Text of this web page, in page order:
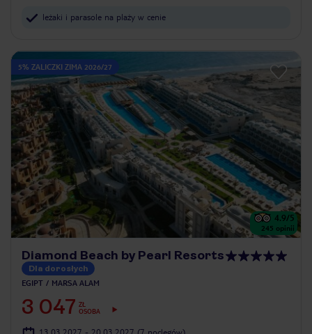
leżaki i parasole na plaży w cenie
5% ZALICZKI ZIMA 2026/27
4.9/5
245 opinii
Diamond Beach by Pearl Resorts
Dla dorosłych
EGIPT MARSA ALAM
3 047 ZŁ
OSOBA